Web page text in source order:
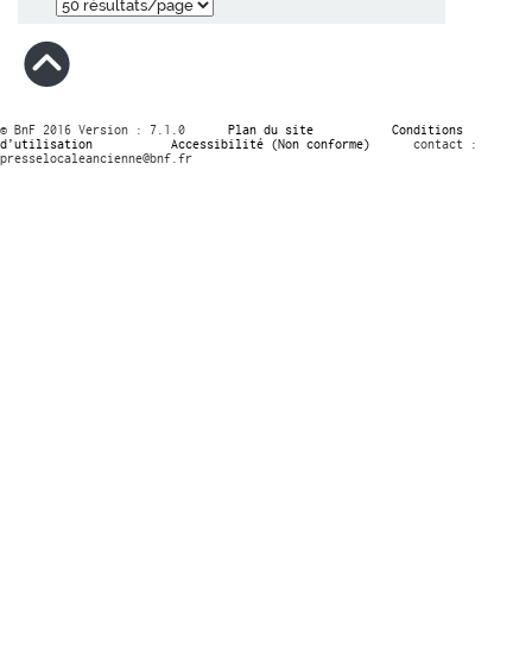
© BnF 2016 Version : 7.1.0 Plan du site
Conditions
d’utilisation
Accessibilité (Non conforme)
contact :
presselocaleancienne@bnf.fr